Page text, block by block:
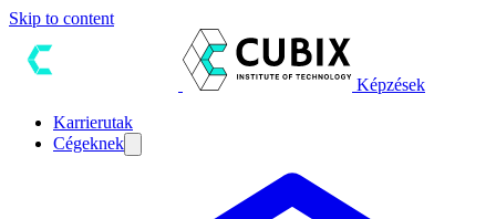
Skip to content
Képzések
Karrierutak
Cégeknek